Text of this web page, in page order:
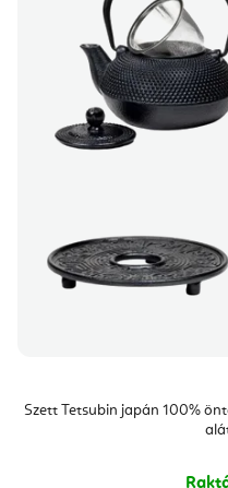
Szett Tetsubin japán 100%